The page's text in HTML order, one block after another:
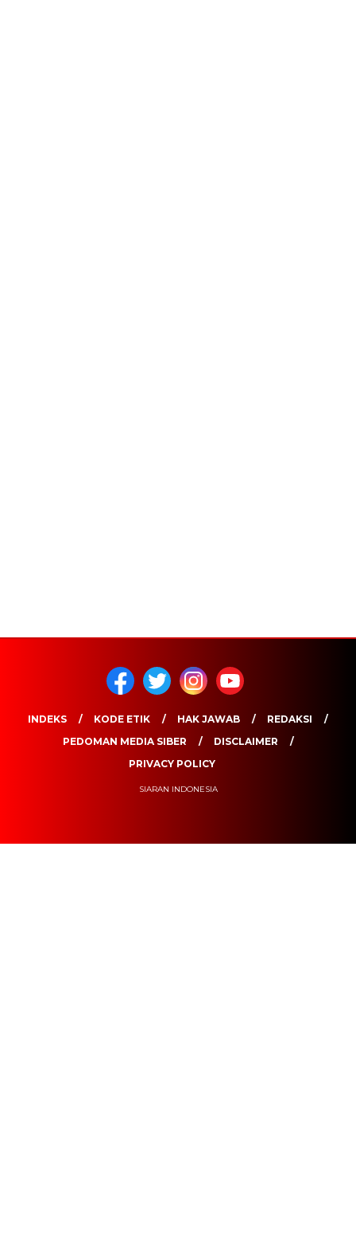
INDEKS KODE ETIK HAK JAWAB
REDAKSI
PEDOMAN MEDIA SIBER
DISCLAIMER
PRIVACY POLICY
SIARAN INDONESIA